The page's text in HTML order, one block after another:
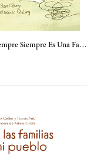
Una Familia Siempre Siempre Siempre Es Una Familia